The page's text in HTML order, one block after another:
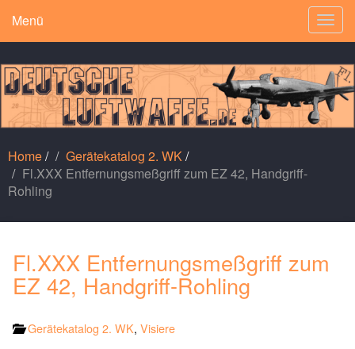
Menü
Home/ Gerätekatalog 2. WK/
Fl.XXX Entfernungsmeßgriff zum EZ 42, Handgriff-
Rohling
Fl.XXX Entfernungsmeßgriff zum
EZ 42, Handgriff-Rohling
Gerätekatalog 2. WK, Visiere